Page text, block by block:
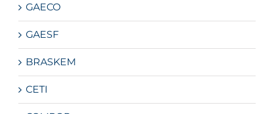
GAECO
GAESF
BRASKEM
CETI